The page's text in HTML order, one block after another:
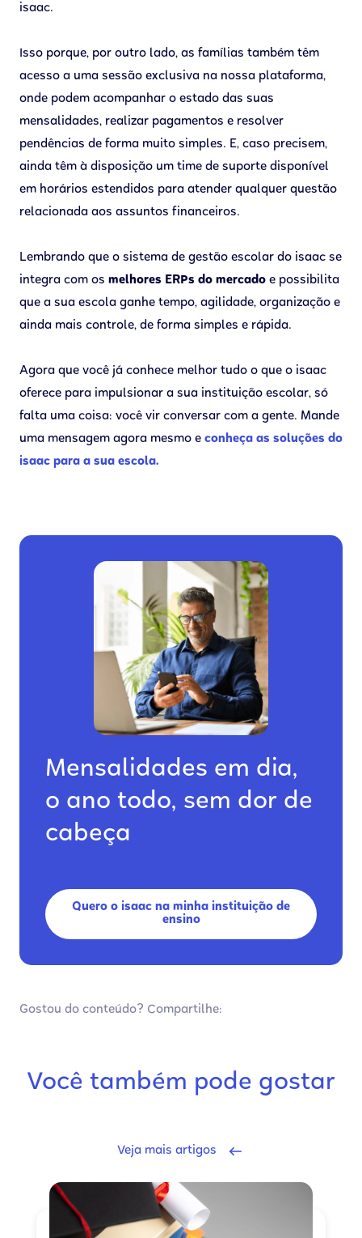
isaac.
Isso porque, por outro lado, as famílias também têm
acesso a uma sessão exclusiva na nossa plataforma,
onde podem acompanhar o estado das suas
mensalidades, realizar pagamentos e resolver
pendências de forma muito simples. E, caso precisem,
ainda têm à disposição um time de suporte disponível
em horários estendidos para atender qualquer questão
relacionada aos assuntos financeiros.
Lembrando que o sistema de gestão escolar do isaac se
integra com os melhores ERPs do mercado e possibilita
que a sua escola ganhe tempo, agilidade, organização e
ainda mais controle, de forma simples e rápida.
Agora que você já conhece melhor tudo o que o isaac
oferece para impulsionar a sua instituição escolar, só
falta uma coisa: você vir conversar com a gente. Mande
uma mensagem agora mesmo e conheça as soluções do
isaac para a sua escola.
Mensalidades em dia,
o ano todo, sem dor de
cabeça
Quero o isaac na minha instituição de
ensino
Gostou do conteúdo? Compartilhe:
Você também pode gostar
Veja mais artigos